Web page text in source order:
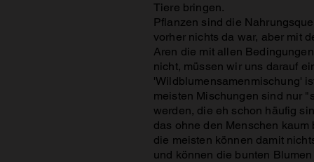
Tiere bringen.
Pflanzen sind die
vorher nichts da war, aber mit
Aren die mit allen
nicht, müssen wir uns darauf
'Wildblumensamenmischung'
meisten Mischungen sind nur
werden, die eh schon häufig
das ohne den Menschen
die meisten können damit
und können die bunten